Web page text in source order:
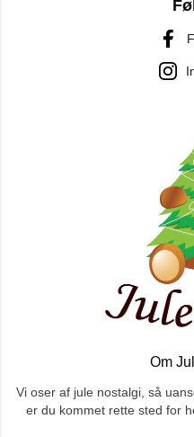
Om
Vi oser af jule nostalgi, så
er du kommet rette sted for